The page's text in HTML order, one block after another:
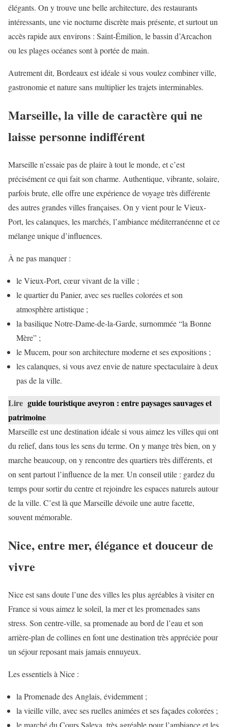
élégants. On y trouve une belle architecture, des restaurants
intéressants, une vie nocturne discrète mais présente, et surtout un
accès rapide aux environs : Saint-Émilion, le bassin d’Arcachon
ou les plages océanes sont à portée de main.
Autrement dit, Bordeaux est idéale si vous voulez combiner ville,
gastronomie et nature sans multiplier les trajets interminables.
Marseille, la ville de caractère qui ne
laisse personne indifférent
Marseille n’essaie pas de plaire à tout le monde, et c’est
précisément ce qui fait son charme. Authentique, vibrante, solaire,
parfois brute, elle offre une expérience de voyage très différente
des autres grandes villes françaises. On y vient pour le Vieux-
Port, les calanques, les marchés, l’ambiance méditerranéenne et ce
mélange unique d’influences.
À ne pas manquer :
le Vieux-Port, cœur vivant de la ville ;
le quartier du Panier, avec ses ruelles colorées et son
atmosphère artistique ;
la basilique Notre-Dame-de-la-Garde, surnommée “la Bonne
Mère” ;
le Mucem, pour son architecture moderne et ses expositions ;
les calanques, si vous avez envie de nature spectaculaire à deux
pas de la ville.
Lire guide touristique aveyron : entre paysages sauvages et
patrimoine
Marseille est une destination idéale si vous aimez les villes qui ont
du relief, dans tous les sens du terme. On y mange très bien, on y
marche beaucoup, on y rencontre des quartiers très différents, et
on sent partout l’influence de la mer. Un conseil utile : gardez du
temps pour sortir du centre et rejoindre les espaces naturels autour
de la ville. C’est là que Marseille dévoile une autre facette,
souvent mémorable.
Nice, entre mer, élégance et douceur de
vivre
Nice est sans doute l’une des villes les plus agréables à visiter en
France si vous aimez le soleil, la mer et les promenades sans
stress. Son centre-ville, sa promenade au bord de l’eau et son
arrière-plan de collines en font une destination très appréciée pour
un séjour reposant mais jamais ennuyeux.
Les essentiels à Nice :
la Promenade des Anglais, évidemment ;
la vieille ville, avec ses ruelles animées et ses façades colorées ;
le marché du Cours Saleya, très agréable pour l’ambiance et les